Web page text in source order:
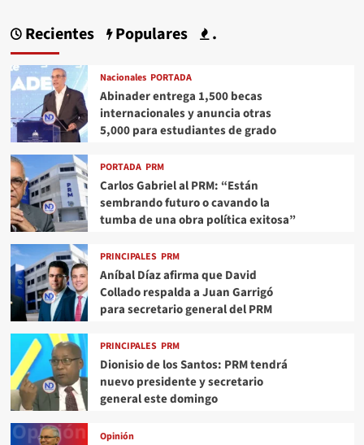
Recientes Populares .
Nacionales PORTADA
Abinader entrega 1,500 becas
internacionales y anuncia otras
5,000 para estudiantes de grado
PORTADA PRM
Carlos Gabriel al PRM: “Están
sembrando futuro o cavando la
tumba de una obra política exitosa”
PRINCIPALES PRM
Aníbal Díaz afirma que David
Collado respalda a Juan Garrigó
para secretario general del PRM
PRINCIPALES PRM
Dionisio de los Santos: PRM tendrá
nuevo presidente y secretario
general este domingo
Opinión